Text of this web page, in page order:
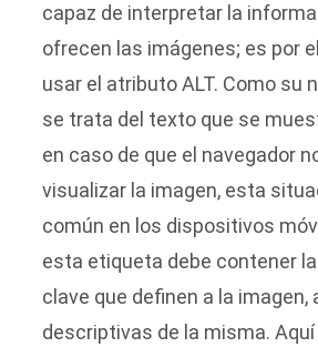
capaz de interpretar la
ofrecen las imágenes; es por
usar el atributo ALT. Como su
se trata del texto que se
en caso de que el navegador
visualizar la imagen, esta
común en los dispositivos
esta etiqueta debe contener
clave que definen a la imagen,
descriptivas de la misma.